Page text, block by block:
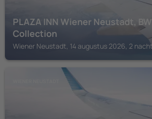
PLAZA INN Wiener Neustadt,
Collection
Wiener Neustadt, 14 augustus 2026, 2